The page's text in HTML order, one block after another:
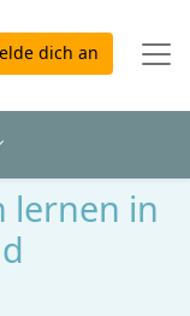
dich an
lernen in